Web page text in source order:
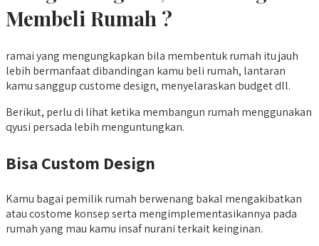
Membeli Rumah ?
ramai yang mengungkapkan bila membentuk rumah itu jauh
lebih bermanfaat dibandingan kamu beli rumah, lantaran
kamu sanggup custome design, menyelaraskan budget dll.
Berikut, perlu di lihat ketika membangun rumah menggunakan
qyusi persada lebih menguntungkan.
Bisa Custom Design
Kamu bagai pemilik rumah berwenang bakal mengakibatkan
atau costome konsep serta mengimplementasikannya pada
rumah yang mau kamu insaf nurani terkait keinginan.